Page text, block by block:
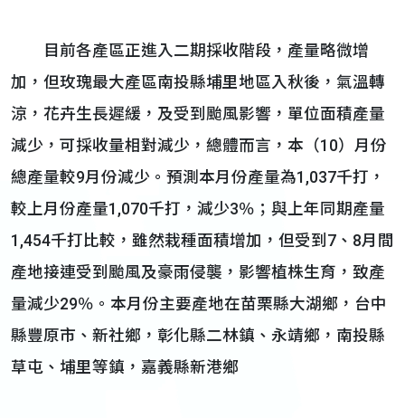
目前各產區正進入二期採收階段，產量略微增
加，但玫瑰最大產區南投縣埔里地區入秋後，氣溫轉
涼，花卉生長遲緩，及受到颱風影響，單位面積產量
減少，可採收量相對減少，總體而言，本（10）月份
總產量較9月份減少。預測本月份產量為1,037千打，
較上月份產量1,070千打，減少3％；與上年同期產量
1,454千打比較，雖然栽種面積增加，但受到7、8月間
產地接連受到颱風及豪雨侵襲，影響植株生育，致產
量減少29％。本月份主要產地在苗栗縣大湖鄉，台中
縣豐原市、新社鄉，彰化縣二林鎮、永靖鄉，南投縣
草屯、埔里等鎮，嘉義縣新港鄉